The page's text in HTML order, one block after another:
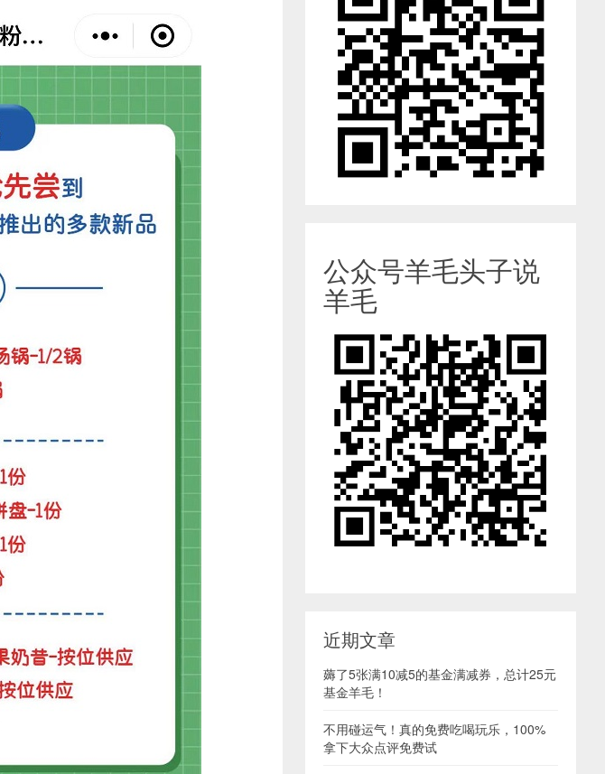
公众号羊毛头子说
羊毛
近期文章
薅了5张满10减5的基金满减券，总计25元
基金羊毛！
不用碰运气！真的免费吃喝玩乐，100%
拿下大众点评免费试